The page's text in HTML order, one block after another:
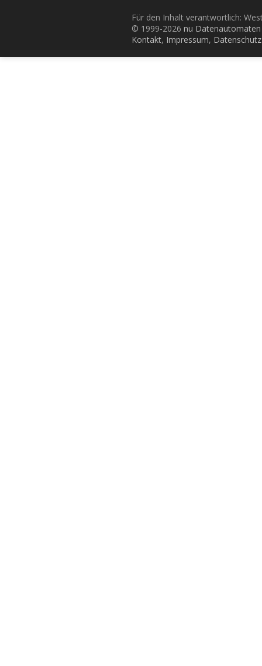
Für den Inhalt verantwortlich:
© 1999-2026 nu
Kontakt, Impressum, Datenschutz